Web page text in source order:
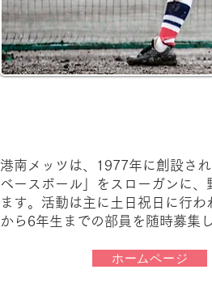
港南メッツは、1977年に創設さ
ベースボール」をスローガンに
ます。​活動は主に土日祝日に行
から6年生までの部員を随時募集
ホームページ